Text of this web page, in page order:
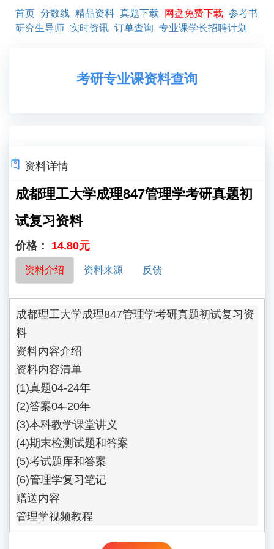
首页 分数线 精品资料 真题下载 网盘免费下载 参考书
研究生导师 实时资讯 订单查询 专业课学长招聘计划
考研专业课资料查询
资料详情
成都理工大学成理847管理学考研真题初
试复习资料
价格： 14.80元
资料介绍 资料来源 反馈
成都理工大学成理847管理学考研真题初试复习资
料
资料内容介绍
资料内容清单
(1)真题04-24年
(2)答案04-20年
(3)本科教学课堂讲义
(4)期末检测试题和答案
(5)考试题库和答案
(6)管理学复习笔记
赠送内容
管理学视频教程